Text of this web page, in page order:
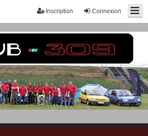
Connexion
Inscription